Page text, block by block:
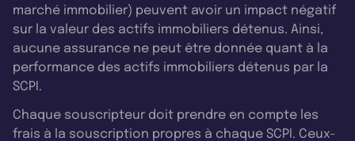
marché immobilier) peuvent avoir un impact négatif
sur la valeur des actifs immobiliers détenus. Ainsi,
aucune assurance ne peut être donnée quant à la
performance des actifs immobiliers détenus par la
SCPI.
Chaque souscripteur doit prendre en compte les
frais à la souscription propres à chaque SCPI. Ceux-